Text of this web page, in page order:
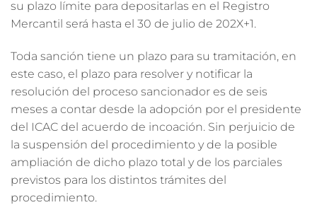
su plazo límite para depositarlas en el Registro
Mercantil será hasta el 30 de julio de 202X+1.
Toda sanción tiene un plazo para su tramitación, en
este caso, el plazo para resolver y notificar la
resolución del proceso sancionador es de seis
meses a contar desde la adopción por el presidente
del ICAC del acuerdo de incoación. Sin perjuicio de
la suspensión del procedimiento y de la posible
ampliación de dicho plazo total y de los parciales
previstos para los distintos trámites del
procedimiento.